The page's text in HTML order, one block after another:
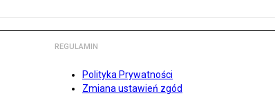
REGULAMIN
Polityka Prywatności
Zmiana ustawień zgód